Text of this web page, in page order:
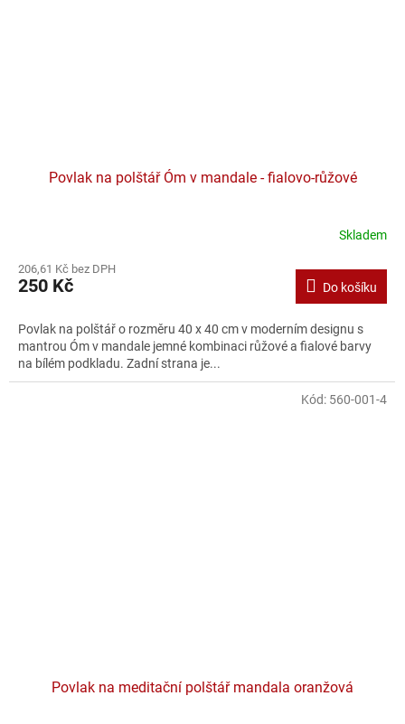
Povlak na polštář Óm v mandale - fialovo-růžové
Skladem
206,61 Kč bez DPH
250 Kč Do košíku
Povlak na polštář o rozměru 40 x 40 cm v moderním designu s
mantrou Óm v mandale jemné kombinaci růžové a fialové barvy
na bílém podkladu. Zadní strana je...
Povlak na meditační polštář mandala oranžová
Kód: 560-001-4